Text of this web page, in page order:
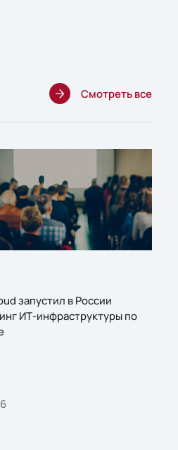
Смотреть все
запустил в России
ИТ-инфраструктуры по